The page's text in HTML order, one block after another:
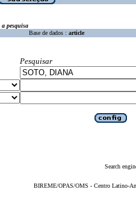
pesquisa
Base de dados : article
Pesquisar
Search
BIREME/OPAS/OMS - Centro Latino-